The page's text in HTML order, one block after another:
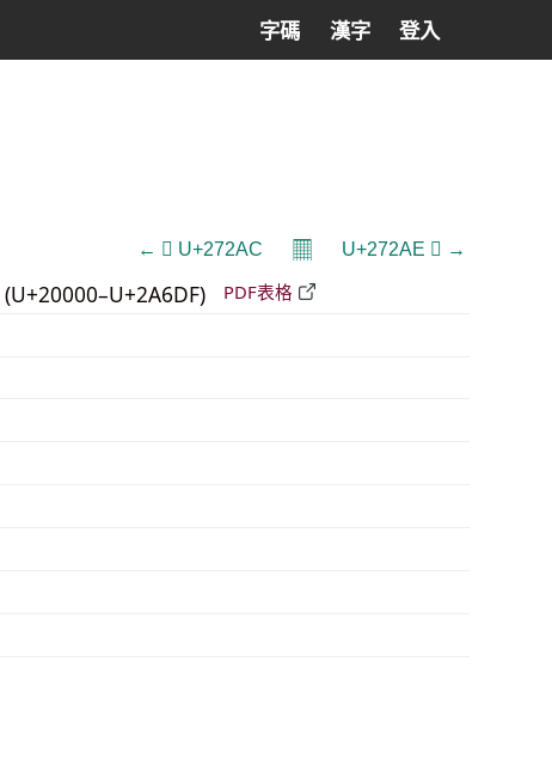
字碼 漢字 登入
← 𧊬 U+272AC 𝄜 U+272AE 𧊮 →
(U+20000–U+2A6DF) PDF表格